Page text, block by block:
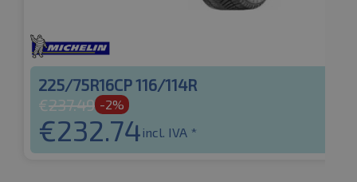
225/75R16CP 116/114R
€237.49 -2%
€232.74 incl. IVA *